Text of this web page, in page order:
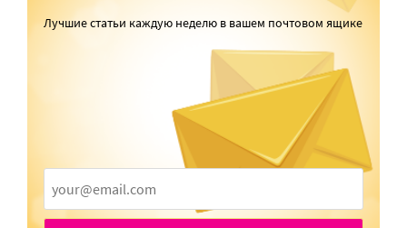
Лучшие статьи каждую неделю в вашем почтовом ящике